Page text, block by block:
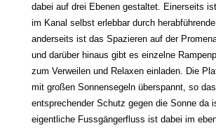
dabei auf drei Ebenen gestaltet. Einerseits
im Kanal selbst erlebbar durch herabführende
anderseits ist das Spazieren auf der
und darüber hinaus gibt es einzelne
zum Verweilen und Relaxen einladen. Die
mit großen Sonnensegeln überspannt, so
entsprechender Schutz gegen die Sonne da
eigentliche Fussgängerfluss ist dabei im